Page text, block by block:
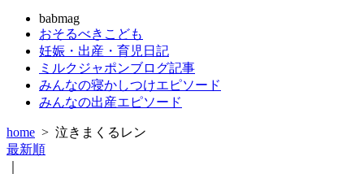
babmag
おそるべきこども
妊娠・出産・育児日記
ミルクジャポンブログ記事
みんなの寝かしつけエピソード
みんなの出産エピソード
home > 泣きまくるレン
最新順